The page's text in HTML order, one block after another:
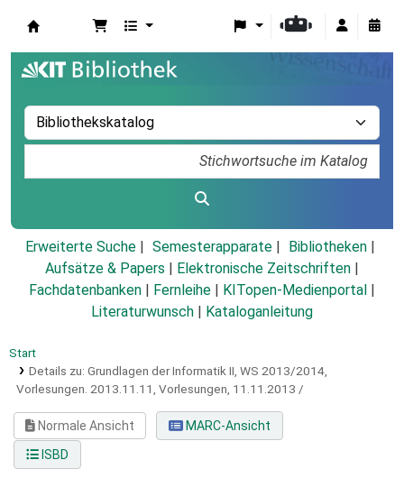
Erweiterte Suche Semesterapparate
Bibliotheken
Aufsätze & Papers
Elektronische Zeitschriften
Fachdatenbanken
Fernleihe KITopen-Medienportal
Literaturwunsch
Kataloganleitung
Start
Details zu: Grundlagen der Informatik II, WS 2013/2014,
Vorlesungen. 2013.11.11, Vorlesungen, 11.11.2013 /
Normale Ansicht
MARC-Ansicht
ISBD